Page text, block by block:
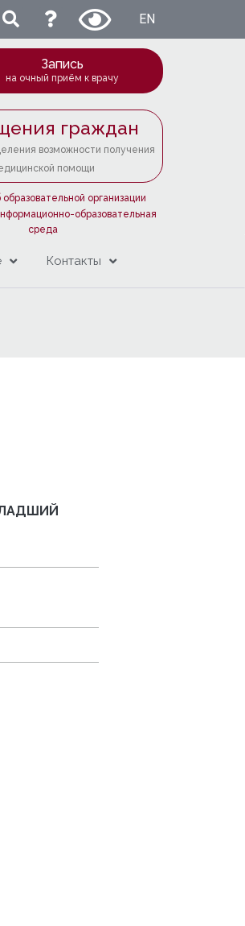
EN
Запись
на очный приём к врачу
граждан
возможности получения
помощи
организации
образовательная
среда
Контакты